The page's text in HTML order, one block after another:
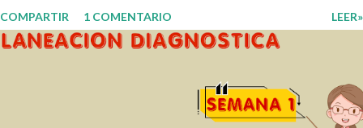
fortalecer los procesos de enseñanza y aprendizaje para que los
alumnos alcacen los niveles de logro educativo. Gracias por seguir a
diferentes materiales que hacen que todo esto sea posible,
recordándoles que nosotros solo los compartimos con fines educativos,
COMPARTIR 1 COMENTARIO LEER»